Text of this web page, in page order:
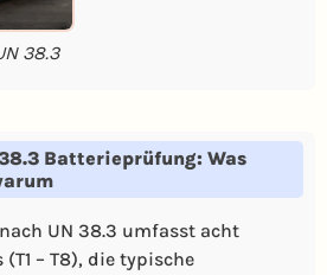
38.3
Batterieprüfung: Was
UN 38.3 umfasst acht
– T8), die typische